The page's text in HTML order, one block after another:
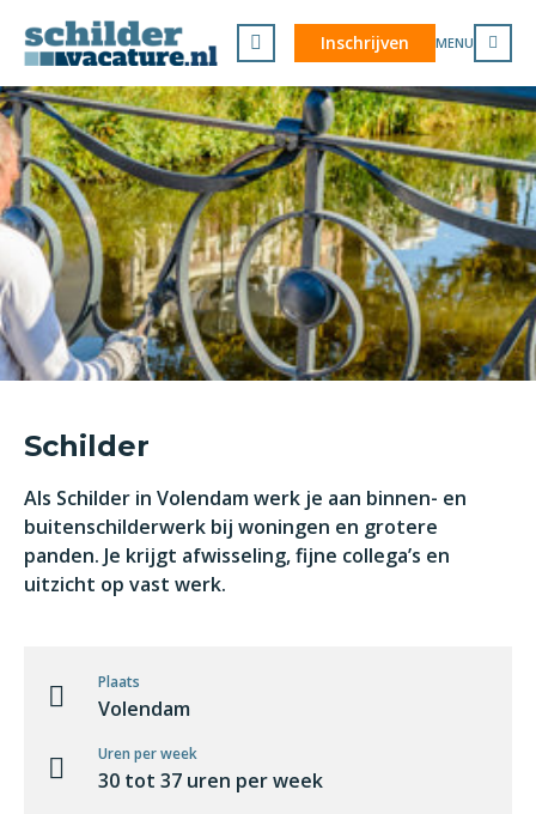
Inschrijven MENU
Schilder
Als Schilder in Volendam werk je aan binnen- en
buitenschilderwerk bij woningen en grotere
panden. Je krijgt afwisseling, fijne collega’s en
uitzicht op vast werk.
Plaats
Volendam
Uren per week
30 tot 37 uren per week